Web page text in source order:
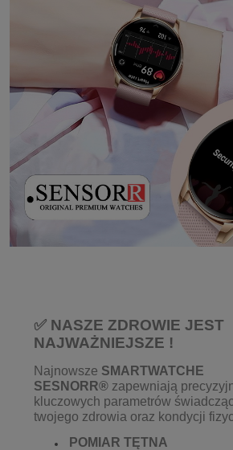
✅ NASZE ZDROWIE JEST
NAJWAŻNIEJSZE !
Najnowsze SMARTWATCHE
SESNORR® zapewniają
kluczowych parametrów
twojego zdrowia oraz kondycji
POMIAR TĘTNA